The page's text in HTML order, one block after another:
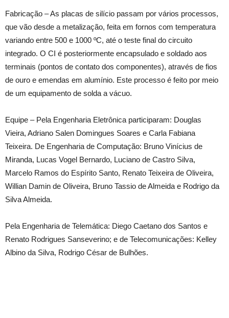
Fabricação – As placas de silício passam por vários processos,
que vão desde a metalização, feita em fornos com temperatura
variando entre 500 e 1000 ºC, até o teste final do circuito
integrado. O CI é posteriormente encapsulado e soldado aos
terminais (pontos de contato dos componentes), através de fios
de ouro e emendas em alumínio. Este processo é feito por meio
de um equipamento de solda a vácuo.
Equipe – Pela Engenharia Eletrônica participaram: Douglas
Vieira, Adriano Salen Domingues Soares e Carla Fabiana
Teixeira. De Engenharia de Computação: Bruno Vinícius de
Miranda, Lucas Vogel Bernardo, Luciano de Castro Silva,
Marcelo Ramos do Espírito Santo, Renato Teixeira de Oliveira,
Willian Damin de Oliveira, Bruno Tassio de Almeida e Rodrigo da
Silva Almeida.
Pela Engenharia de Telemática: Diego Caetano dos Santos e
Renato Rodrigues Sanseverino; e de Telecomunicações: Kelley
Albino da Silva, Rodrigo César de Bulhões.